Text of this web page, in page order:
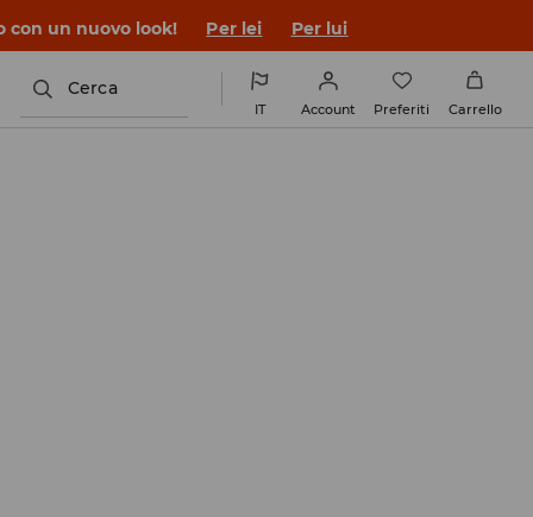
con un nuovo look! Per lei Per lui
Cerca
IT Account Preferiti Carrello